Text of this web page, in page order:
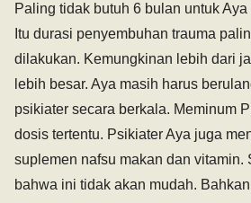
Paling tidak butuh 6 bulan untuk
Itu durasi penyembuhan trauma
dilakukan. Kemungkinan lebih dari
lebih besar. Aya masih harus
psikiater secara berkala. Meminum
dosis tertentu. Psikiater Aya juga
suplemen nafsu makan dan vitamin.
bahwa ini tidak akan mudah.